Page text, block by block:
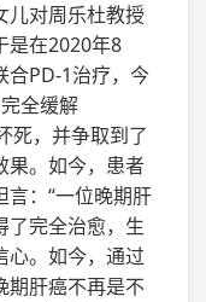
儿对周乐杜教授
是在2020年8
合PD-1治疗，今
全缓解
死，并争取到了
果。如今，患者
：“一位晚期肝
了完全治愈，生
心。如今，通过
期肝癌不再是不